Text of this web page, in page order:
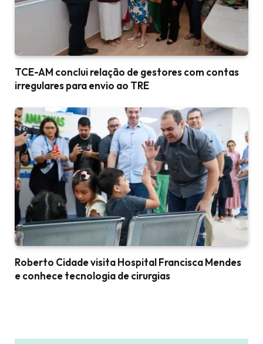
TCE-AM conclui relação de gestores com contas
irregulares para envio ao TRE
Roberto Cidade visita Hospital Francisca Mendes
e conhece tecnologia de cirurgias